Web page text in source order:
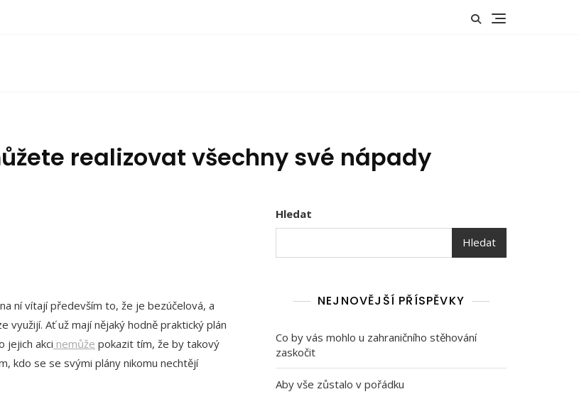
realizovat všechny své nápady
ní vítají především to, že je bezúčelová, a
Ať už mají nějaký hodně praktický plán
jejich akci nemůže pokazit tím, že by takový
kdo se se svými plány nikomu nechtějí
Hledat
Hledat
NEJNOVĚJŠÍ PŘÍSPĚVKY
Co by vás mohlo u zahraničního stěhování
zaskočit
Aby vše zůstalo v pořádku